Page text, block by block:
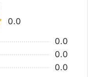
0.0
0.0
0.0
0.0